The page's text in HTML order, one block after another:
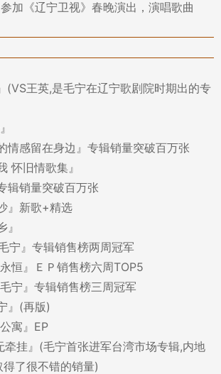
加《辽宁卫视》春晚演出，演唱歌曲
(VS王英,是毛宁在辽宁歌剧院时期出的专
情感留在身边』专辑销量突破百万张
怀旧情歌集』
辑销量突破百万张
』新歌+精选
宁』专辑销售榜两周冠军
恒』ＥＰ销售榜六周TOP5
宁』专辑销售榜三周冠军
』(再版)
寓』EP
牵挂』(毛宁首张进军台湾市场专辑,内地
了很不错的销量)